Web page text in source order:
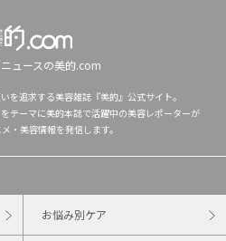
ュースの美的.com
を追求する美容雑誌『美的』公式サイト。
テーマに美的本誌で活躍中の美容レポーターが
・美容情報を発信します。
お悩み別ケア